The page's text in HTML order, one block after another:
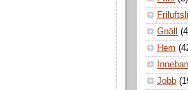
Gnäll
Hem
Jobb